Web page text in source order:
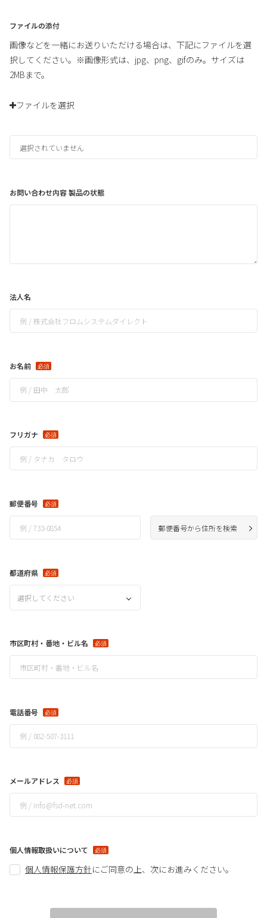
ファイルの添付
画像などを一緒にお送りいただける場合は、下記にファイルを選
択してください。※画像形式は、jpg、png、gifのみ。サイズは
2MBまで。
ファイルを選択
お問い合わせ内容 製品の状態
法人名
お名前
フリガナ
郵便番号
郵便番号から住所を検索
都道府県
選択してください
市区町村・番地・ビル名
電話番号
メールアドレス
個人情報取扱いについて
個人情報保護方針にご同意の上、次にお進みください。